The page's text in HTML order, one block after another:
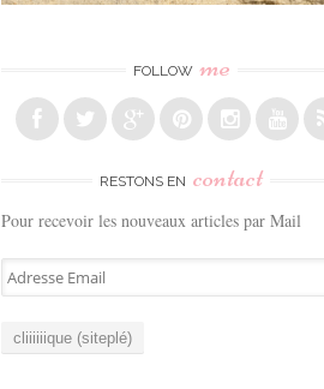
FOLLOW me
RESTONS EN contact
Pour recevoir les nouveaux articles par Mail
A
d